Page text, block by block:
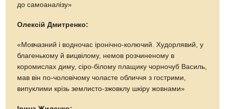
до самоаналізу»
Олексій Дмитренко:
«Мовчазний і водночас іронічно-колючий. Худорлявий, у
благенькому й вицвілому, немов розчиненому в
коромислах диму, сіро-білому плащику чорночуб Василь,
мав він по-чоловічому чоласте обличчя з гострими,
випуклими крізь землисто-зжовклу шкіру жовнами»